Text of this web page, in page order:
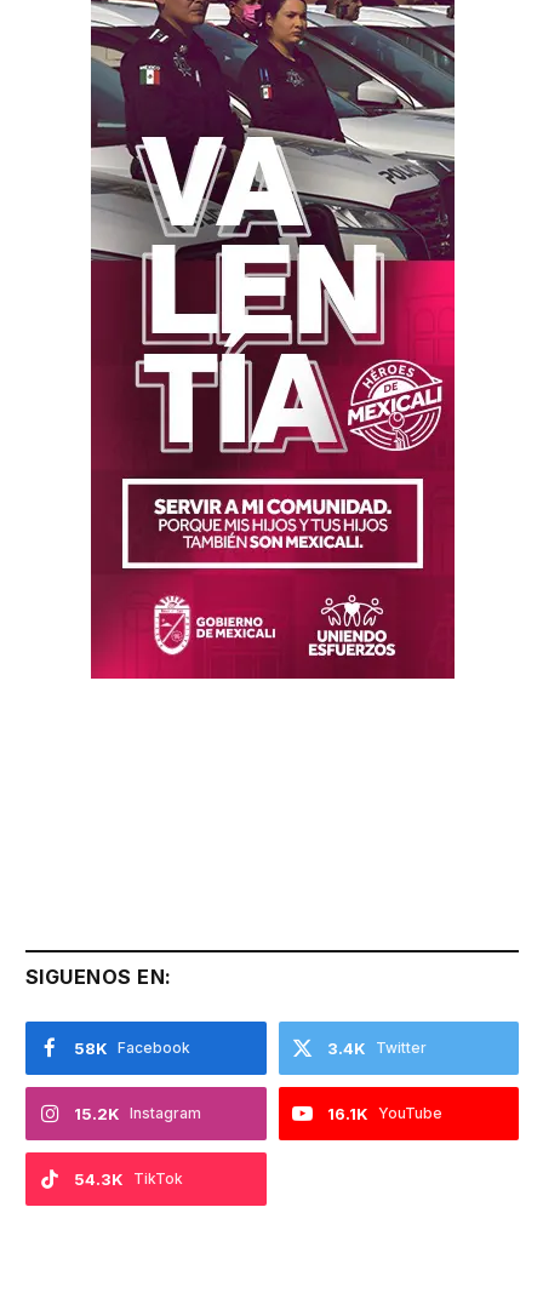
SIGUENOS EN:
Facebook
58K Twitter
3.4K
Instagram
15.2K YouTube
16.1K
TikTok
54.3K